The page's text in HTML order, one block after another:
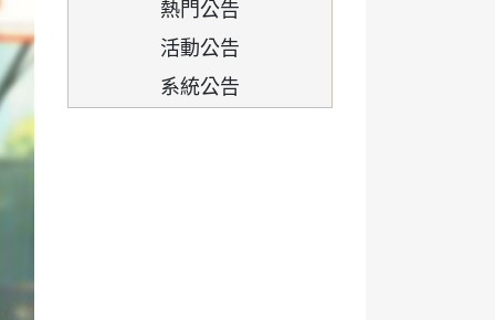
熱門公告
活動公告
系統公告